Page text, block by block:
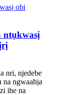
ntụkwasị
nri, njedebe
na ngwaahịa
ihe na